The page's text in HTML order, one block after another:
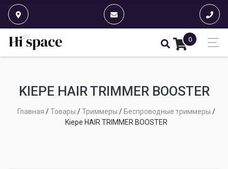
0
KIEPE HAIR TRIMMER BOOSTER
Главная /Товары /Триммеры / Беспроводные триммеры /
Kiepe HAIR TRIMMER BOOSTER